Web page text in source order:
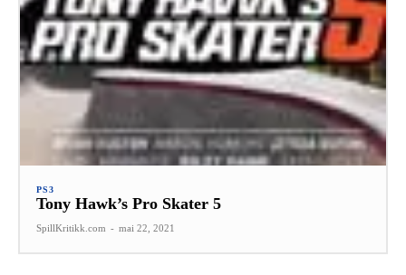
PS3
Tony Hawk’s Pro Skater 5
SpillKritikk.com - mai 22, 2021